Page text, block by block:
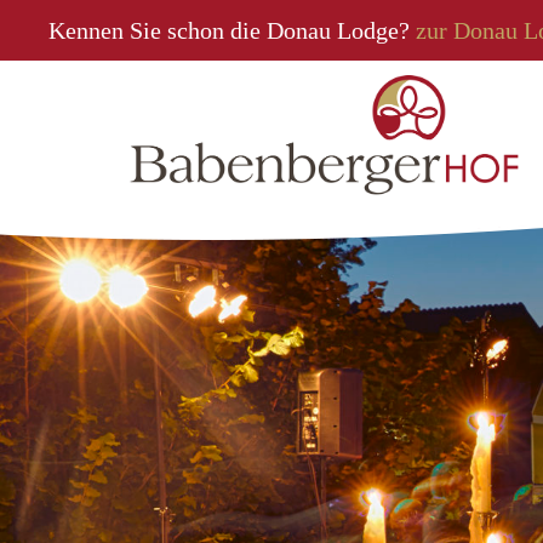
Kennen Sie schon die Donau Lodge? zur Donau